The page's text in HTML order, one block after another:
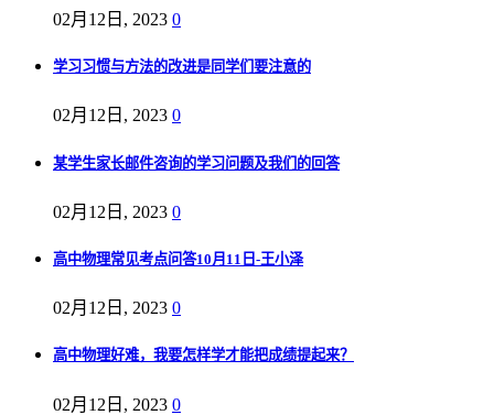
02月12日, 2023 0
学习习惯与方法的改进是同学们要注意的
02月12日, 2023 0
某学生家长邮件咨询的学习问题及我们的回答
02月12日, 2023 0
高中物理常见考点问答10月11日-王小泽
02月12日, 2023 0
高中物理好难，我要怎样学才能把成绩提起来？
02月12日, 2023 0